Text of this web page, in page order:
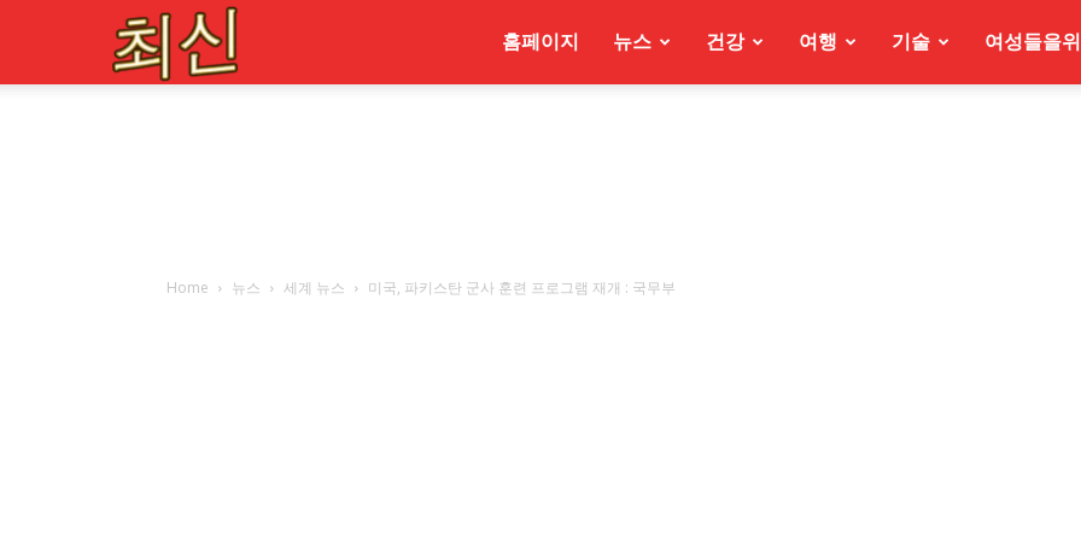
홈페이지 뉴스 건강 여행 기술 여성들을
Home 뉴스 세계 뉴스 미국, 파키스탄 군사 훈련 프로그램 재개 : 국무부